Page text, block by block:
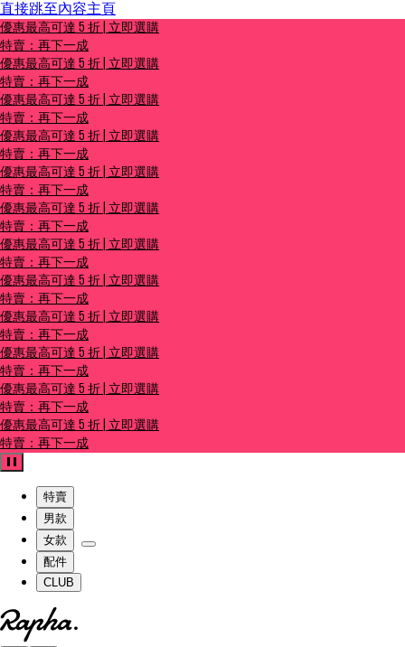
直接跳至內容主頁
優惠最高可達 5 折 | 立即選購
特賣：再下一成
優惠最高可達 5 折 | 立即選購
特賣：再下一成
優惠最高可達 5 折 | 立即選購
特賣：再下一成
優惠最高可達 5 折 | 立即選購
特賣：再下一成
優惠最高可達 5 折 | 立即選購
特賣：再下一成
優惠最高可達 5 折 | 立即選購
特賣：再下一成
優惠最高可達 5 折 | 立即選購
特賣：再下一成
優惠最高可達 5 折 | 立即選購
特賣：再下一成
優惠最高可達 5 折 | 立即選購
特賣：再下一成
優惠最高可達 5 折 | 立即選購
特賣：再下一成
優惠最高可達 5 折 | 立即選購
特賣：再下一成
優惠最高可達 5 折 | 立即選購
特賣：再下一成
優惠最高可達 5 折 | 立即選購
特賣：再下一成
特賣
男款
女款
配件
CLUB
前往官網主頁